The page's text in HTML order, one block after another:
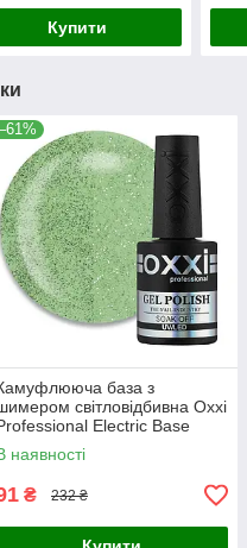
Купити
база з
світловідбивна Oxxi
Electric Base
салатово-зелений, 10
наявності
₴ 232 ₴